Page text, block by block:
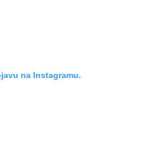
na Instagramu.